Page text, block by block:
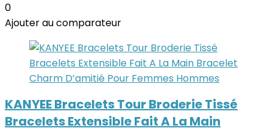
0
Ajouter au comparateur
KANYEE Bracelets Tour Broderie Tissé
Bracelets Extensible Fait A La Main